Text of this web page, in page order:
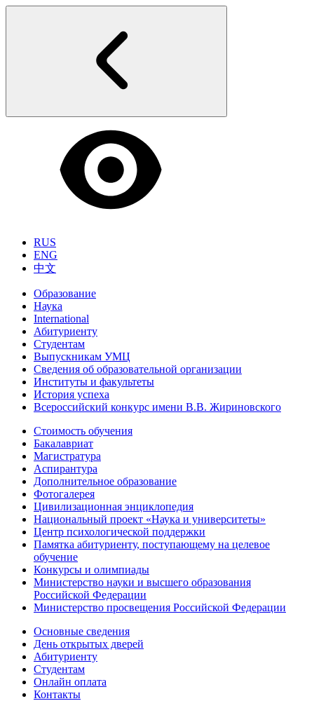
RUS
ENG
中文
Образование
Наука
International
Абитуриенту
Студентам
Выпускникам УМЦ
Сведения об образовательной организации
Институты и факультеты
История успеха
Всероссийский конкурс имени В.В. Жириновского
Стоимость обучения
Бакалавриат
Магистратура
Аспирантура
Дополнительное образование
Фотогалерея
Цивилизационная энциклопедия
Национальный проект «Наука и университеты»
Центр психологической поддержки
Памятка абитуриенту, поступающему на целевое
обучение
Конкурсы и олимпиады
Министерство науки и высшего образования
Российской Федерации
Министерство просвещения Российской Федерации
Основные сведения
День открытых дверей
Абитуриенту
Студентам
Онлайн оплата
Контакты